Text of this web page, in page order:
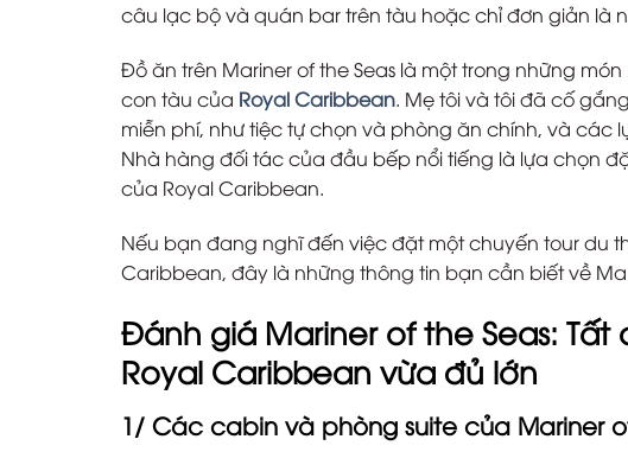
câu lạc bộ và quán bar trên tàu hoặc chỉ đơn giản là
Đồ ăn trên Mariner of the Seas là một trong những
con tàu của Royal Caribbean. Mẹ tôi và tôi đã cố
miễn phí, như tiệc tự chọn và phòng ăn chính, và các
Nhà hàng đối tác của đầu bếp nổi tiếng là lựa chọn
của Royal Caribbean.
Nếu bạn đang nghĩ đến việc đặt một chuyến tour du
Caribbean, đây là những thông tin bạn cần biết về
Đánh giá Mariner of the Seas:
Royal Caribbean vừa đủ lớn
1/ Các cabin và phòng suite của Mariner